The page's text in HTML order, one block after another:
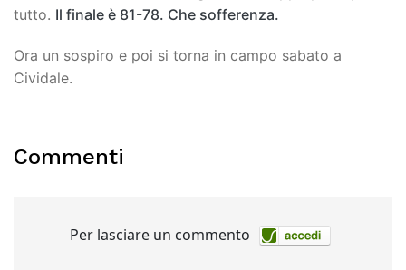
tutto. Il finale è 81-78. Che sofferenza.
Ora un sospiro e poi si torna in campo sabato a
Cividale.
Commenti